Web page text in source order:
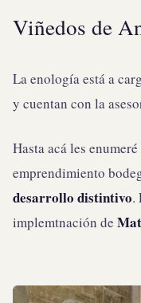
Viñedos de
La enología está a
y cuentan con la
Hasta acá les
emprendimiento
desarrollo distintivo.
implemtnación de